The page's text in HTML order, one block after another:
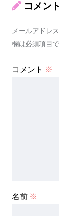
コメン
メールアドレ
欄は必須項目
コメント ※
名前 ※